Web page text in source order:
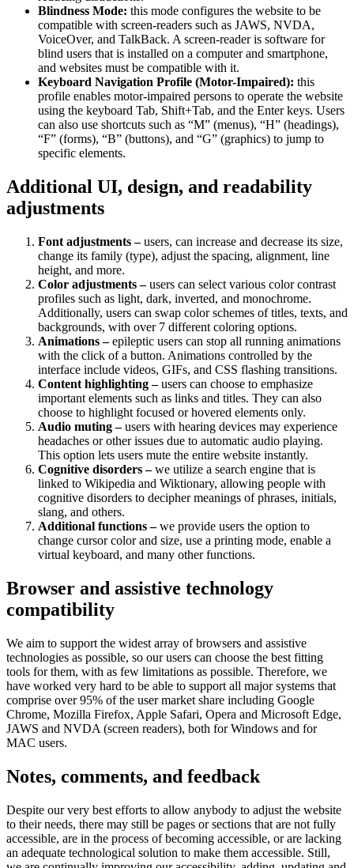
Blindness Mode: this mode configures the website to be
compatible with screen-readers such as JAWS, NVDA,
VoiceOver, and TalkBack. A screen-reader is software for
blind users that is installed on a computer and smartphone,
and websites must be compatible with it.
Keyboard Navigation Profile (Motor-Impaired): this
profile enables motor-impaired persons to operate the website
using the keyboard Tab, Shift+Tab, and the Enter keys. Users
can also use shortcuts such as “M” (menus), “H” (headings),
“F” (forms), “B” (buttons), and “G” (graphics) to jump to
specific elements.
Additional UI, design, and readability
adjustments
Font adjustments –users, can increase and decrease its size,
change its family (type), adjust the spacing, alignment, line
height, and more.
Color adjustments –users can select various color contrast
profiles such as light, dark, inverted, and monochrome.
Additionally, users can swap color schemes of titles, texts, and
backgrounds, with over 7 different coloring options.
Animations –epileptic users can stop all running animations
with the click of a button. Animations controlled by the
interface include videos, GIFs, and CSS flashing transitions.
Content highlighting –users can choose to emphasize
important elements such as links and titles. They can also
choose to highlight focused or hovered elements only.
Audio muting –users with hearing devices may experience
headaches or other issues due to automatic audio playing.
This option lets users mute the entire website instantly.
Cognitive disorders –we utilize a search engine that is
linked to Wikipedia and Wiktionary, allowing people with
cognitive disorders to decipher meanings of phrases, initials,
slang, and others.
Additional functions –we provide users the option to
change cursor color and size, use a printing mode, enable a
virtual keyboard, and many other functions.
Browser and assistive technology
compatibility
We aim to support the widest array of browsers and assistive
technologies as possible, so our users can choose the best fitting
tools for them, with as few limitations as possible. Therefore, we
have worked very hard to be able to support all major systems that
comprise over 95% of the user market share including Google
Chrome, Mozilla Firefox, Apple Safari, Opera and Microsoft Edge,
JAWS and NVDA (screen readers), both for Windows and for
MAC users.
Notes, comments, and feedback
Despite our very best efforts to allow anybody to adjust the website
to their needs, there may still be pages or sections that are not fully
accessible, are in the process of becoming accessible, or are lacking
an adequate technological solution to make them accessible. Still,